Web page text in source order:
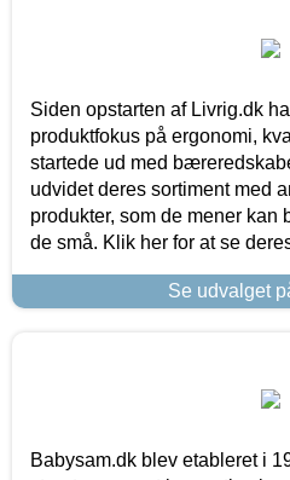
Siden opstarten af Livrig.dk
produktfokus på ergonomi,
startede ud med
udvidet deres sortiment med
produkter, som de mener kan
de små. Klik her for at se
Se udvalget
Babysam.dk blev etableret i